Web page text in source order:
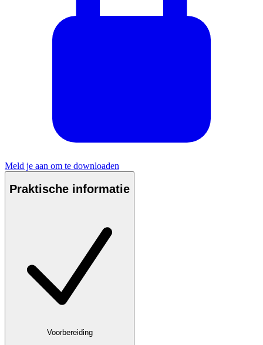
Meld je aan om te downloaden
Praktische informatie
Voorbereiding